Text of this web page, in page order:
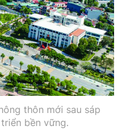
thôn mới sau sáp
bền vững.